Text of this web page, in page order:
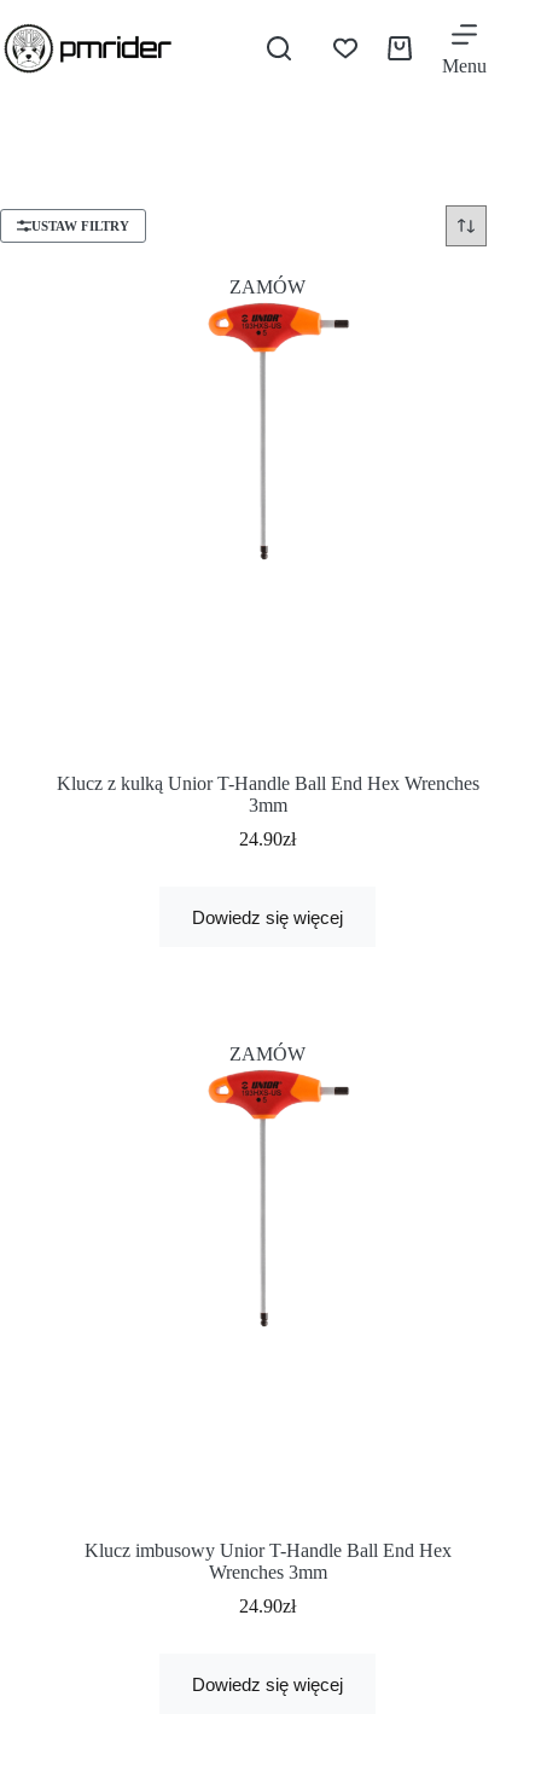
Menu
USTAW FILTRY
ZAMÓW
Klucz z kulką Unior T-Handle Ball End Hex Wrenches
3mm
24.90zł
Dowiedz się więcej
ZAMÓW
Klucz imbusowy Unior T-Handle Ball End Hex
Wrenches 3mm
24.90zł
Dowiedz się więcej